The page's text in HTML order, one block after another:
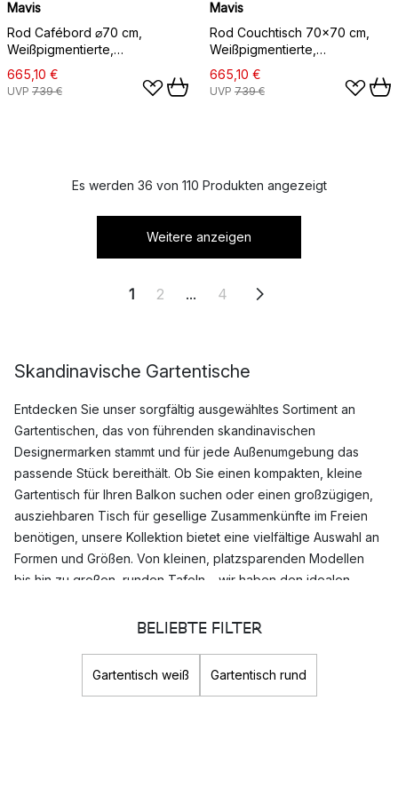
Mavis
Rod Cafébord ⌀70 cm,
Weißpigmentierte,
mattlackierte Eiche
665,10 €
UVP 739 €
Mavis
Rod Couchtisch 70x70 cm,
Weißpigmentierte,
mattlackierte Eiche
665,10 €
UVP 739 €
Es werden 36 von 110 Produkten angezeigt
Weitere anzeigen
1 2 ... 4
Skandinavische Gartentische
Entdecken Sie unser sorgfältig ausgewähltes Sortiment an
Gartentischen, das von führenden skandinavischen
Designermarken stammt und für jede Außenumgebung das
passende Stück bereithält. Ob Sie einen kompakten, kleine
Gartentisch für Ihren Balkon suchen oder einen großzügigen,
ausziehbaren Tisch für gesellige Zusammenkünfte im Freien
benötigen, unsere Kollektion bietet eine vielfältige Auswahl an
Formen und Größen. Von kleinen, platzsparenden Modellen
bis hin zu großen, runden Tafeln – wir haben den idealen
Unsere Gartentische zeichnen sich durch ihre
außergewöhnliche Wetterfestigkeit und Langlebigkeit aus.
BELIEBTE FILTER
Gartentisch weiß Gartentisch rund